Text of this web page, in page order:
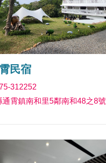
民宿
312252
通霄鎮南和里5鄰南和48之8號